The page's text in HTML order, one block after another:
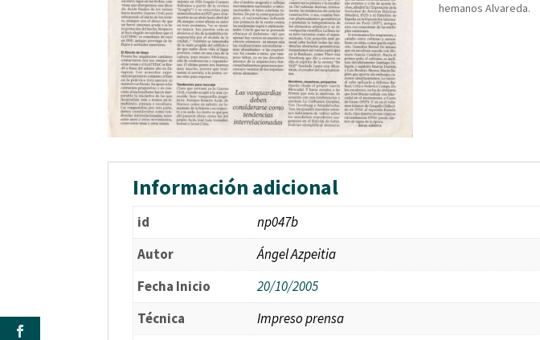
hemanos Alvareda.
Información adicional
id
np047b
Autor
Ángel Azpeitia
Fecha Inicio
20/10/2005
Técnica
Impreso prensa